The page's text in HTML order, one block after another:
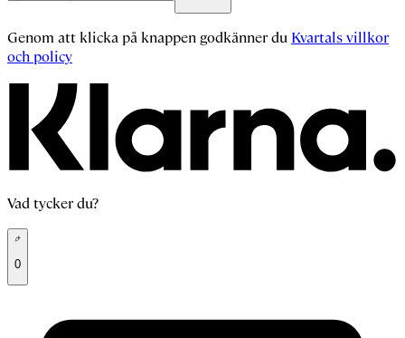
Genom att klicka på knappen godkänner du Kvartals villkor
och policy
Vad tycker du?
0